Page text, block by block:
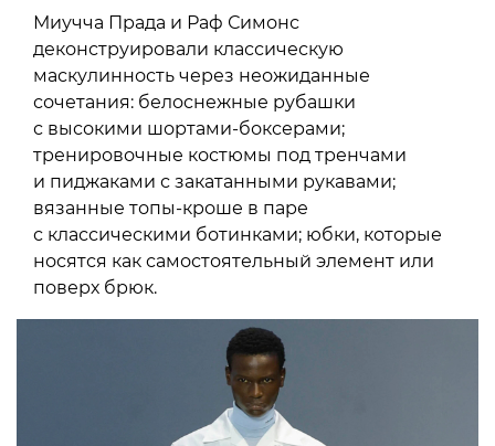
Миучча Прада и Раф Симонс
деконструировали классическую
маскулинность через неожиданные
сочетания: белоснежные рубашки
с высокими шортами-боксерами;
тренировочные костюмы под тренчами
и пиджаками с закатанными рукавами;
вязанные топы-кроше в паре
с классическими ботинками; юбки, которые
носятся как самостоятельный элемент или
поверх брюк.